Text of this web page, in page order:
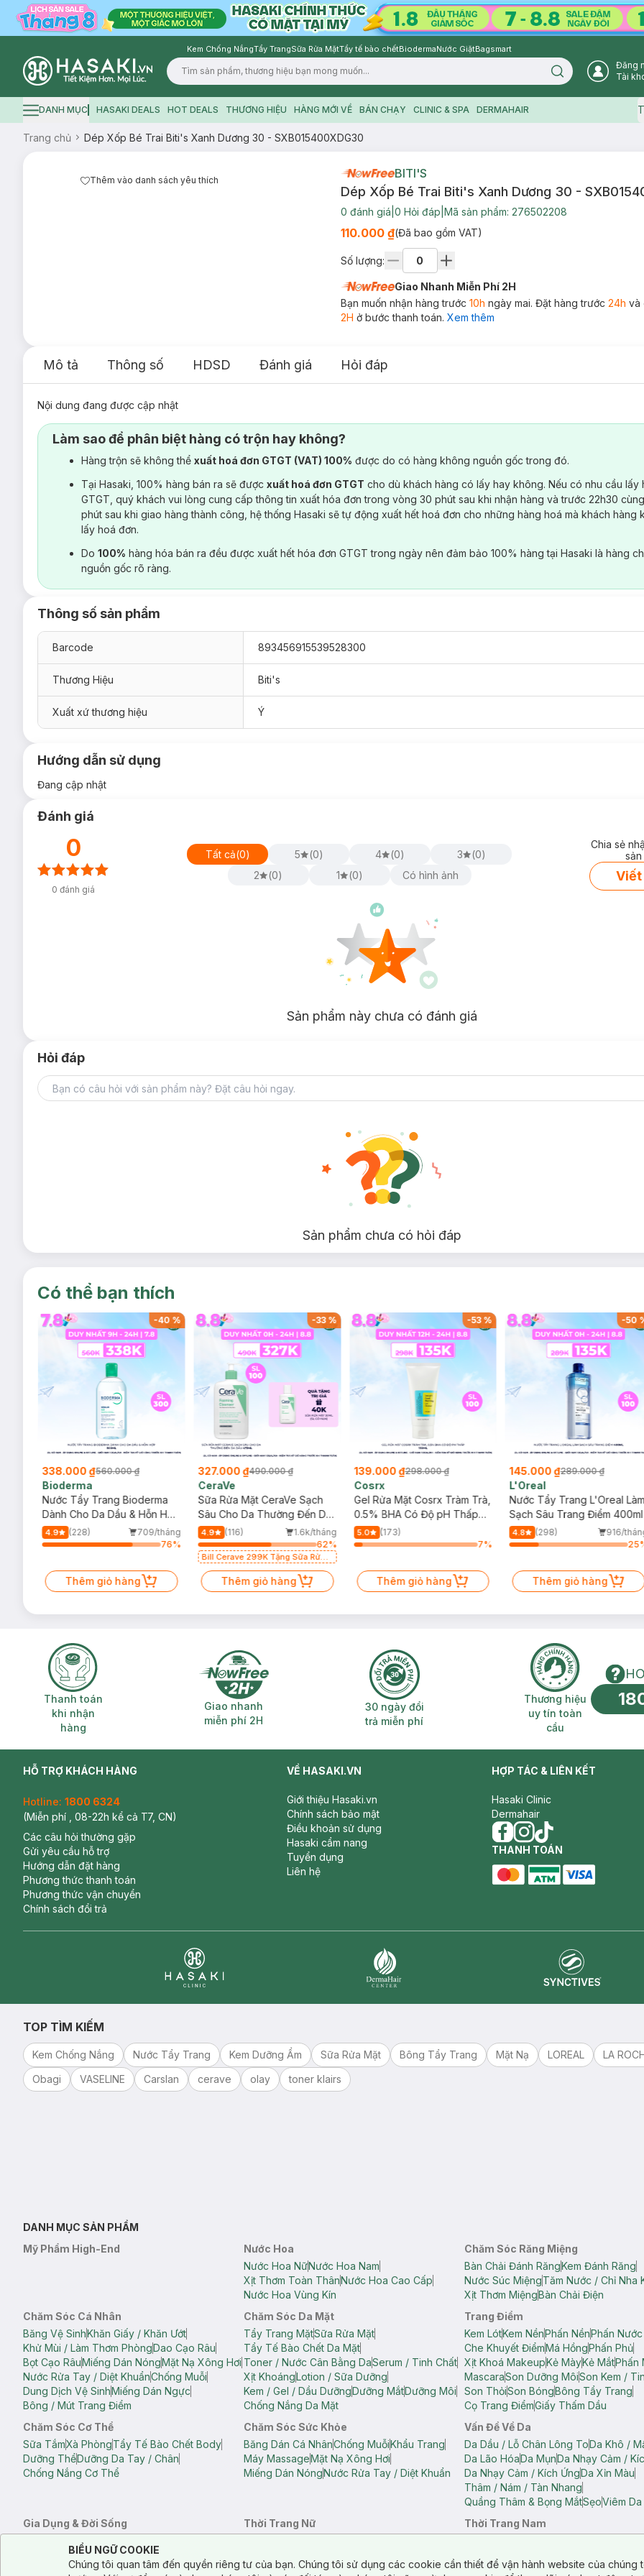
Kem Chống NắngTẩy TrangSữa Rửa MặtTẩy tế bào chếtBiodermaNước GiặtBagsmart
Logo
Search icon
Đăng
Tài
Hamburger icon
DANH MỤC HASAKI DEALS HOT DEALS THƯƠNG HIỆU HÀNG MỚI VỀ BÁN CHẠY CLINIC & SPA DERMAHAIR
Trang chủ Dép Xốp Bé Trai Biti's Xanh Dương 30 - SXB015400XDG30
Thêm vào danh sách yêu thích BITI'S
Dép Xốp Bé Trai Biti's Xanh Dương 30 -
0 đánh giá 0 Hỏi đáp Mã sản phẩm: 276502208
110.000 ₫(Đã bao gồm VAT)
Số lượng:
Giao Nhanh Miễn Phí 2H
Bạn muốn nhận hàng trước 10h ngày mai. Đặt hàng trước 24h và
2H ở bước thanh toán. Xem thêm
Mô tả Thông số HDSD Đánh giá Hỏi đáp
Nội dung đang được cập nhật
Làm sao để phân biệt hàng có trộn hay không?
Hàng trộn sẽ không thể xuất hoá đơn GTGT (VAT) 100% được do có hàng không nguồn gốc trong đó.
Tại Hasaki, 100% hàng bán ra sẽ được xuất hoá đơn GTGT cho dù khách hàng có lấy hay không. Nếu có nhu cầu lấy
GTGT, quý khách vui lòng cung cấp thông tin xuất hóa đơn trong vòng 30 phút sau khi nhận hàng và trước 22h30
phút sau khi giao hàng thành công, hệ thống Hasaki sẽ tự động xuất hết hoá đơn cho những hàng hoá mà khách hàng
lấy hoá đơn.
Do 100% hàng hóa bán ra đều được xuất hết hóa đơn GTGT trong ngày nên đảm bảo 100% hàng tại Hasaki là hàng
nguồn gốc rõ ràng.
Thông số sản phẩm
Barcode 893456915539528300
Thương Hiệu Biti's
Xuất xứ thương hiệu Ý
Hướng dẫn sử dụng
Đang cập nhật
Đánh giá
0
0 đánh giá
Tất cả(0) 5 (0) 4 (0) 3 (0)
2
(0) 1 (0) Có hình ảnh
Chia sẻ
Viết
Sản phẩm này chưa có đánh giá
Hỏi đáp
Sản phẩm chưa có hỏi đáp
Có thể bạn thích
-40 %
338.000 ₫560.000 ₫
Bioderma
Nước Tẩy Trang Bioderma
Dành Cho Da Dầu & Hỗn Hợp
500ml
4.9 (228)
709/tháng
76%
Thêm giỏ hàng
-33%
327.000 ₫490.000 ₫
CeraVe
Sữa Rửa Mặt CeraVe Sạch
Sâu Cho Da Thường Đến Da
Dầu 473ml
4.9 (116)
1.6k/tháng
62%
Bill Cerave 299K Tặng Sữa Rửa
Thêm giỏ hàng
-53%
139.000 ₫298.000 ₫
Cosrx
Gel Rửa Mặt Cosrx Tràm Trà,
0.5% BHA Có Độ pH Thấp
150ml
5.0
(173)
7%
Thêm giỏ hàng
-50
145.000 ₫289.000 ₫
L'Oreal
Nước Tẩy Trang L'Oreal
Sạch Sâu Trang Điểm 400ml
4.8 (298)
916/
25
Thêm giỏ hàng
Thanh toán khi nhận hàng
Thanh toán
khi nhận
hàng
Giao nhanh miễn phí 2H
Giao nhanh
miễn phí 2H
30 ngày đổi trả miễn phí
30 ngày đổi
trả miễn phí
Thương hiệu
Thương hiệu
uy tín toàn
cầu
HỖ TRỢ KHÁCH HÀNG
Hotline: 1800 6324
(Miễn phí , 08-22h kể cả T7, CN)
Các câu hỏi thường gặp
Gửi yêu cầu hỗ trợ
Hướng dẫn đặt hàng
Phương thức thanh toán
Phương thức vận chuyển
Chính sách đổi trả
VỀ HASAKI.VN
Giới thiệu Hasaki.vn
Chính sách bảo mật
Điều khoản sử dụng
Hasaki cẩm nang
Tuyển dụng
Liên hệ
HỢP TÁC & LIÊN KẾT
Hasaki Clinic
Dermahair
facebook
instagram
tiktok
THANH TOÁN
TOP TÌM KIẾM
Kem Chống Nắng Nước Tẩy Trang Kem Dưỡng Ẩm Sữa Rửa Mặt Bông Tẩy Trang Mặt Nạ LOREAL
LA
Obagi
VASELINE Carslan cerave olay toner klairs
DANH MỤC SẢN PHẨM
Mỹ Phẩm High-End
Nước Hoa
Nước Hoa NữNước Hoa Nam
Xịt Thơm Toàn ThânNước Hoa Cao Cấp
Nước Hoa Vùng Kín
Chăm Sóc Răng Miệng
Bàn Chải Đánh RăngKem Đánh Răng
Nước Súc MiệngTăm Nước / Chỉ Nha
Xịt Thơm MiệngBàn Chải Điện
Chăm Sóc Cá Nhân
Băng Vệ SinhKhăn Giấy / Khăn Ướt
Khử Mùi / Làm Thơm PhòngDao Cạo Râu
Bọt Cạo RâuMiếng Dán NóngMặt Nạ Xông Hơi
Nước Rửa Tay / Diệt KhuẩnChống Muỗi
Dung Dịch Vệ SinhMiếng Dán Ngực
Bông / Mút Trang Điểm
Chăm Sóc Da Mặt
Tẩy Trang MặtSữa Rửa Mặt
Tẩy Tế Bào Chết Da Mặt
Toner / Nước Cân Bằng DaSerum / Tinh Chất
Xịt KhoángLotion / Sữa Dưỡng
Kem / Gel / Dầu DưỡngDưỡng MắtDưỡng Môi
Chống Nắng Da Mặt
Trang Điểm
Kem LótKem NềnPhấn NềnPhấn
Che Khuyết ĐiểmMá HồngPhấn Phủ
Xịt Khoá MakeupKẻ MàyKẻ MắtPhấn
MascaraSon Dưỡng MôiSon Kem /
Son ThỏiSon BóngBông Tẩy Trang
Cọ Trang ĐiểmGiấy Thấm Dầu
Chăm Sóc Cơ Thể
Sữa TắmXà PhòngTẩy Tế Bào Chết Body
Dưỡng ThểDưỡng Da Tay / Chân
Chống Nắng Cơ Thể
Chăm Sóc Sức Khỏe
Băng Dán Cá NhânChống MuỗiKhẩu Trang
Máy MassageMặt Nạ Xông Hơi
Miếng Dán NóngNước Rửa Tay / Diệt Khuẩn
Vấn Đề Về Da
Da Dầu / Lỗ Chân Lông ToDa Khô /
Da Lão HóaDa MụnDa Nhạy Cảm /
Da Nhạy Cảm / Kích ỨngDa Xỉn Màu
Thâm / Nám / Tàn Nhang
Quầng Thâm & Bọng MắtSẹoViêm
Gia Dụng & Đời Sống
Bông Tắm / Phụ Kiện Tắm
Phụ Kiện Điện Thoại Quạt Cầm Tay / Quạt Mini
Khử Mùi / Làm Thơm PhòngNước GiặtNước Xả
Thời Trang Nữ
Quần Lót NữQuần Short Nữ
Thời Trang Nam
Cookie Consent
Notice about cookies usage
BIỂU NGỮ COOKIE
Chúng tôi quan tâm đến quyền riêng tư của bạn. Chúng tôi sử dụng các cookie cần thiết để vận hành website của